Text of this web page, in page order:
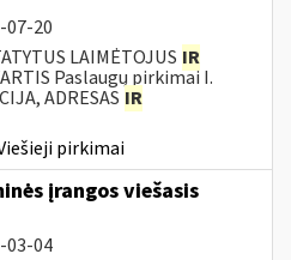
07-20
LAIMĖTOJUS IR
Paslaugų pirkimai I.
ADRESAS IR
pirkimai
įrangos viešasis
03-04